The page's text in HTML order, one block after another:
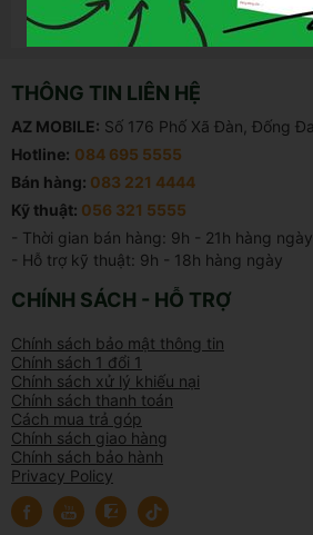
Thử lại bằng những từ khóa ngắn
THÔNG TIN LIÊN HỆ
AZ MOBILE: Số 176 Phố Xã Đàn, Đống
Hotline: 084 695 5555
Bán hàng: 083 221 4444
Kỹ thuật: 056 321 5555
- Thời gian bán hàng: 9h - 21h hàng ngày
- Hỗ trợ kỹ thuật: 9h - 18h hàng ngày
CHÍNH SÁCH - HỖ TRỢ
Chính sách bảo mật thông tin
Chính sách 1 đổi 1
Chính sách xử lý khiếu nại
Chính sách thanh toán
Cách mua trả góp
Chính sách giao hàng
Chính sách bảo hành
Privacy Policy